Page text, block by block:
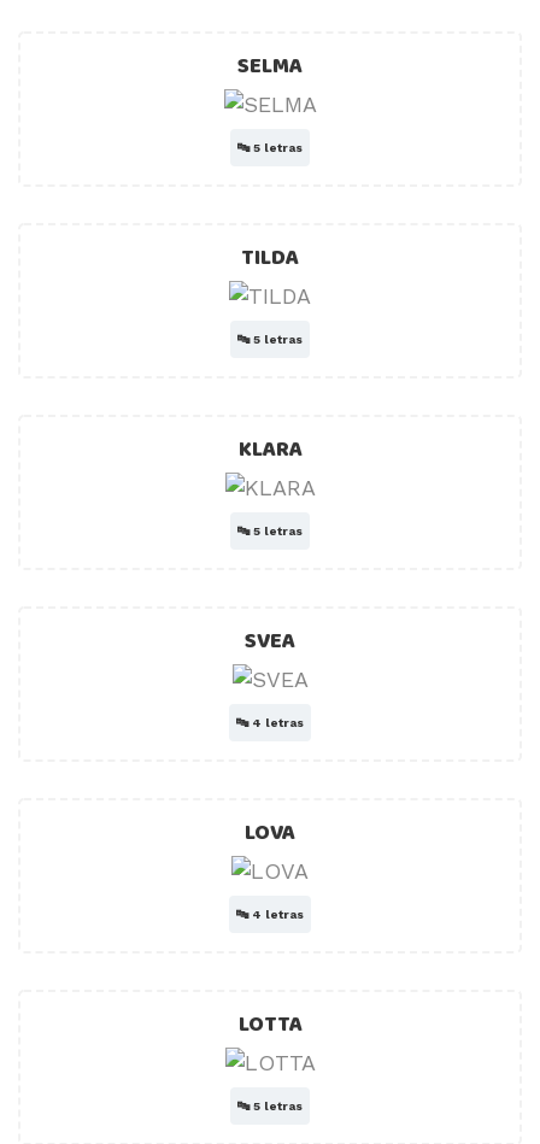
SELMA
🔤5 letras
TILDA
🔤5 letras
KLARA
🔤5 letras
SVEA
🔤 4 letras
LOVA
🔤 4 letras
LOTTA
🔤5 letras